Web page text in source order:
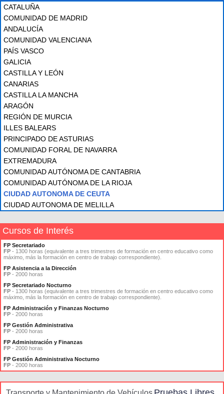
CATALUÑA
COMUNIDAD DE MADRID
ANDALUCÍA
COMUNIDAD VALENCIANA
PAÍS VASCO
GALICIA
CASTILLA Y LEÓN
CANARIAS
CASTILLA LA MANCHA
ARAGÓN
REGIÓN DE MURCIA
ILLES BALEARS
PRINCIPADO DE ASTURIAS
COMUNIDAD FORAL DE NAVARRA
EXTREMADURA
COMUNIDAD AUTÓNOMA DE CANTABRIA
COMUNIDAD AUTÓNOMA DE LA RIOJA
CIUDAD AUTONOMA DE CEUTA
CIUDAD AUTONOMA DE MELILLA
Cursos de Interés
FP Secretariado
FP - 1300 horas (equivalente a tres trimestres de formación en centro educativo como
máximo, más la formación en centro de trabajo correspondiente).
FP Asistencia a la Dirección
FP - 2000 horas
FP Secretariado Nocturno
FP - 1300 horas (equivalente a tres trimestres de formación en centro educativo como
máximo, más la formación en centro de trabajo correspondiente).
FP Administración y Finanzas Nocturno
FP - 2000 horas
FP Gestión Administrativa
FP - 2000 horas
FP Administración y Finanzas
FP - 2000 horas
FP Gestión Administrativa Nocturno
FP - 2000 horas